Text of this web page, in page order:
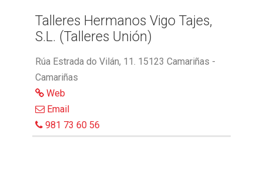
Talleres Hermanos Vigo Tajes,
S.L. (Talleres Unión)
Rúa Estrada do Vilán, 11. 15123 Camariñas -
Camariñas
Web
Email
981 73 60 56